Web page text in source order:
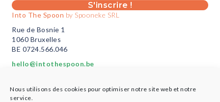
Nous utilisons des cookies pour optimiser notre site web et notre
service.
S'inscrire !
Into The Spoon by Spooneke SRL
Rue de Bosnie 1
1060 Bruxelles
BE 0724.566.046
hello@intothespoon.be
Plus d’infos ici